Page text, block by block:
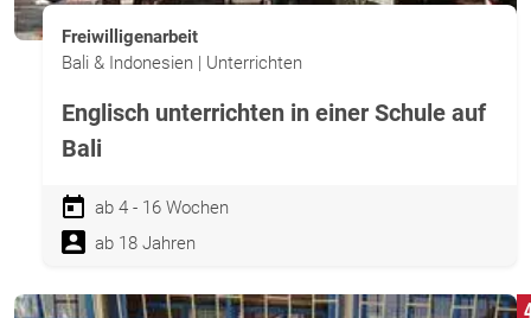
Freiwilligenarbeit
Bali & Indonesien | Unterrichten
Englisch unterrichten in einer Schule auf
Bali
ab 4 - 16 Wochen
ab 18 Jahren